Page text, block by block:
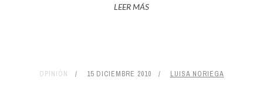
LEER MÁS
OPINIÓN 15 DICIEMBRE 2010 LUISA NORIEGA